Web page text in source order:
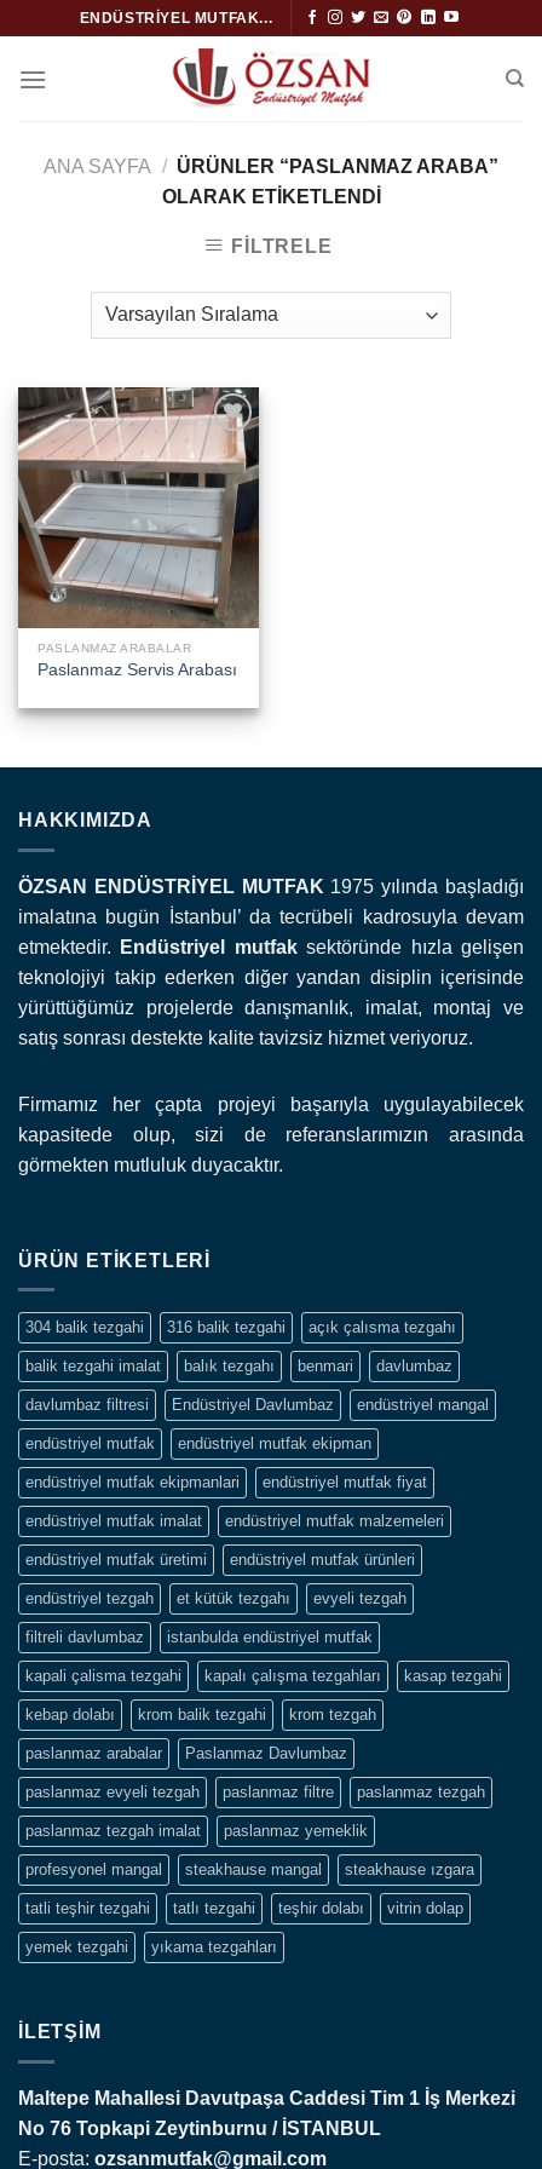
ENDÜSTRIYEL MUTFAK...
ANA SAYFA / ÜRÜNLER “PASLANMAZ ARABA”
OLARAK ETIKETLENDI
FILTRELE
İstek
Listeme
Ekle
PASLANMAZ ARABALAR
Paslanmaz Servis Arabası
HAKKIMIZDA
ÖZSAN ENDÜSTRİYEL MUTFAK 1975 yılında başladığı
imalatına bugün İstanbul’ da tecrübeli kadrosuyla devam
etmektedir.
Endüstriyel mutfaksektöründe hızla gelişen
teknolojiyi takip ederken diğer yandan disiplin içerisinde
yürüttüğümüz projelerde danışmanlık, imalat, montaj ve
satış sonrası destekte kalite tavizsiz hizmet veriyoruz.
Firmamız her çapta projeyi başarıyla uygulayabilecek
kapasitede olup, sizi de referanslarımızın arasında
görmekten mutluluk duyacaktır.
ÜRÜN ETIKETLERI
304 balik tezgahi 316 balik tezgahi açık çalısma tezgahı
balik tezgahi imalat balık tezgahı benmari davlumbaz
davlumbaz filtresi Endüstriyel Davlumbaz endüstriyel mangal
endüstriyel mutfak endüstriyel mutfak ekipman
endüstriyel mutfak ekipmanlari endüstriyel mutfak fiyat
endüstriyel mutfak imalat endüstriyel mutfak malzemeleri
endüstriyel mutfak üretimi endüstriyel mutfak ürünleri
endüstriyel tezgah et kütük tezgahı evyeli tezgah
filtreli davlumbaz istanbulda endüstriyel mutfak
kapali çalisma tezgahi kapalı çalışma tezgahları kasap tezgahi
kebap dolabı krom balik tezgahi krom tezgah
paslanmaz arabalar Paslanmaz Davlumbaz
paslanmaz evyeli tezgah paslanmaz filtre paslanmaz tezgah
paslanmaz tezgah imalat paslanmaz yemeklik
profesyonel mangal steakhause mangal steakhause ızgara
tatli teşhir tezgahi tatlı tezgahi teşhir dolabı vitrin dolap
yemek tezgahi yıkama tezgahları
İLETŞIM
Maltepe Mahallesi Davutpaşa Caddesi Tim 1 İş Merkezi
No 76 Topkapi Zeytinburnu / İSTANBUL
E-posta: ozsanmutfak@gmail.com